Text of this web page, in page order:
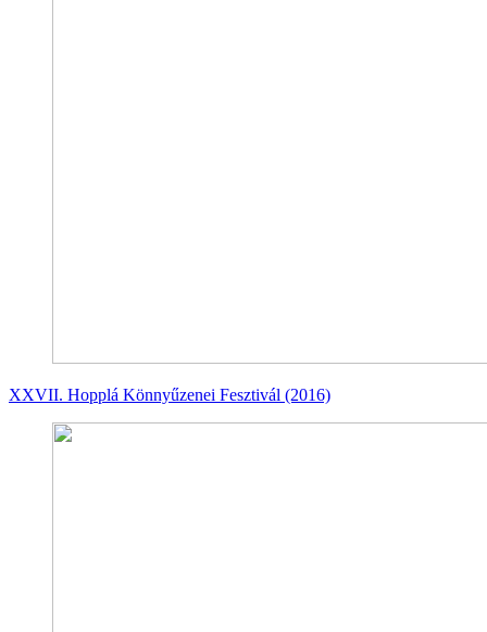
XXVII. Hopplá Könnyűzenei Fesztivál (2016)